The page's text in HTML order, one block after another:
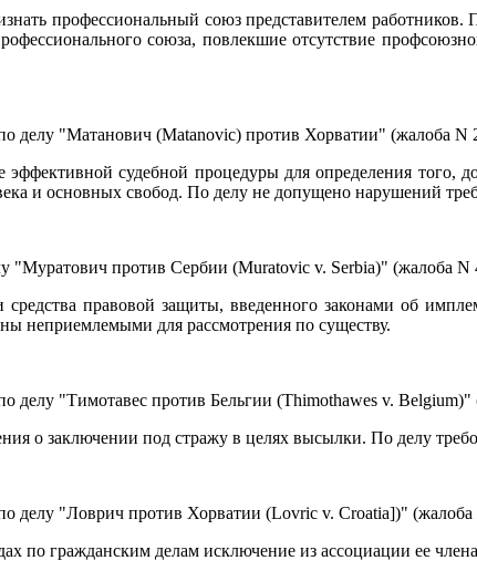
профессиональный союз представителем
союза, повлекшие отсутствие
делу "Матанович (Matanovic) против Хорватии" (жалоба N
эффективной судебной процедуры для определения
и основных свобод. По делу не допущено нарушений
против Сербии (Muratovic v. Serbia)" (жалоба
средства правовой защиты, введенного законами об
неприемлемыми для рассмотрения по существу.
"Тимотавес против Бельгии (Thimothawes v. Belgium)"
о заключении под стражу в целях высылки. По делу
делу "Ловрич против Хорватии (Lovric v. Croatia])" (жалоба
по гражданским делам исключение из ассоциации ее